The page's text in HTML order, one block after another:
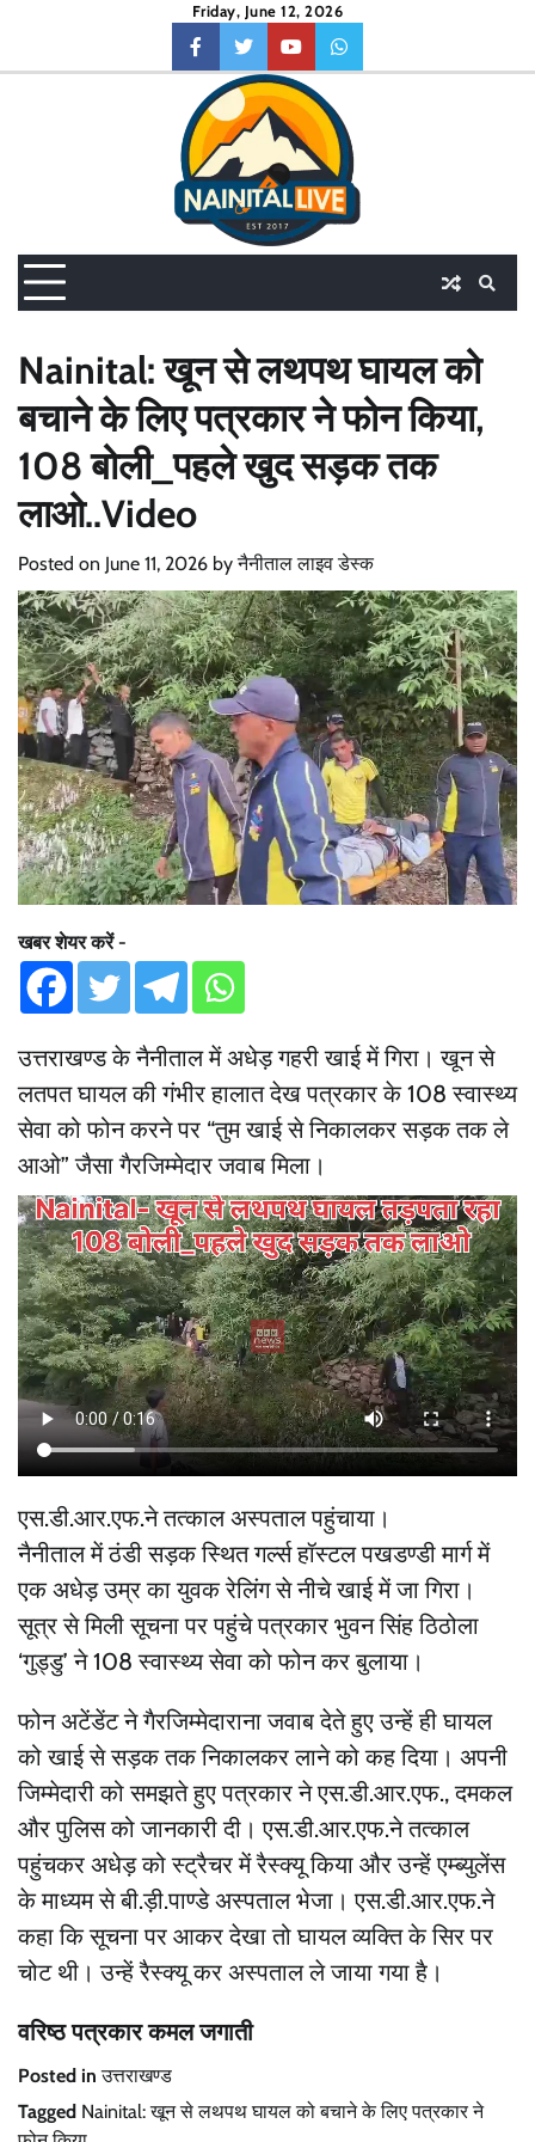
content
Friday, June 12, 2026
facebooktwitteryoutubewhatsapp
Nainital: खून से लथपथ घायल को
बचाने के लिए पत्रकार ने फोन किया,
108 बोली_पहले खुद सड़क तक
लाओ..Video
Posted on June 11, 2026 byनैनीताल लाइव डेस्क
खबर शेयर करें -
उत्तराखण्ड के नैनीताल में अधेड़ गहरी खाई में गिरा। खून से
लतपत घायल की गंभीर हालात देख पत्रकार के 108 स्वास्थ्य
सेवा को फोन करने पर “तुम खाई से निकालकर सड़क तक ले
आओ” जैसा गैरजिम्मेदार जवाब मिला।
एस.डी.आर.एफ.ने तत्काल अस्पताल पहुंचाया।
नैनीताल में ठंडी सड़क स्थित गर्ल्स हॉस्टल पखडण्डी मार्ग में
एक अधेड़ उम्र का युवक रेलिंग से नीचे खाई में जा गिरा।
सूत्र से मिली सूचना पर पहुंचे पत्रकार भुवन सिंह ठिठोला
‘गुड्डु’ ने 108 स्वास्थ्य सेवा को फोन कर बुलाया।
फोन अटेंडेंट ने गैरजिम्मेदाराना जवाब देते हुए उन्हें ही घायल
को खाई से सड़क तक निकालकर लाने को कह दिया। अपनी
जिम्मेदारी को समझते हुए पत्रकार ने एस.डी.आर.एफ., दमकल
और पुलिस को जानकारी दी। एस.डी.आर.एफ.ने तत्काल
पहुंचकर अधेड़ को स्ट्रैचर में रैस्क्यू किया और उन्हें एम्ब्युलेंस
के माध्यम से बी.ड़ी.पाण्डे अस्पताल भेजा। एस.डी.आर.एफ.ने
कहा कि सूचना पर आकर देखा तो घायल व्यक्ति के सिर पर
चोट थी। उन्हें रैस्क्यू कर अस्पताल ले जाया गया है।
वरिष्ठ पत्रकार कमल जगाती
Posted inउत्तराखण्ड
Tagged Nainital: खून से लथपथ घायल को बचाने के लिए पत्रकार ने